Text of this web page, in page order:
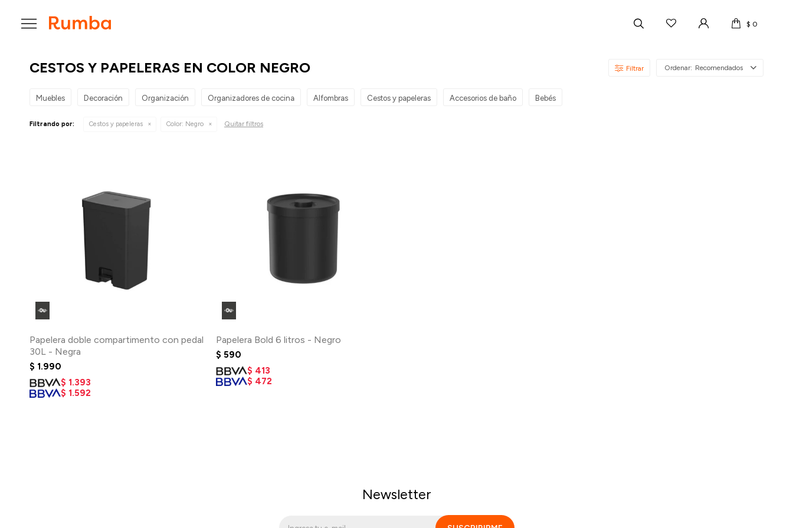
$ 0

CESTOS Y PAPELERAS EN COLOR NEGRO Recomendados
Muebles Decoración Organización Organizadores de cocina Alfombras Cestos y papeleras Accesorios de baño Bebés
Filtrando por: Cestos y papeleras Color: Negro Quitar filtros
Papelera doble compartimento con pedal
30L - Negra
$ 1.990
$ 1.393
$ 1.592
Papelera Bold 6 litros - Negro
$ 590
$ 413
$ 472
Newsletter